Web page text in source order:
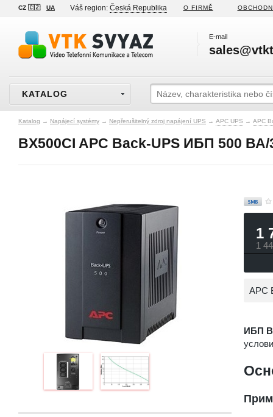
CZ 🇨🇿 UA Váš region: Česká Republika O FIRMĚ
E-mail
KATALOG
Katalog → Napájecí systémy → Nepřerušitelný zdroj napájení UPS → APC UPS → APC
BX500CI APC Back-UPS ИБП 500 ВА/
1
1
APC
ИБП